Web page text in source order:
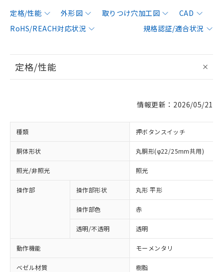
定格/性能 外形図 取りつけ穴加工図
CAD
RoHS/REACH対応状況
規格認証/適合状況
定格/性能
情報更新：2026/05/21
種類 押ボタンスイッチ
胴体形状 丸胴形(φ22/25mm共用)
照光/非照光 照光
操作部 操作部形状 丸形 平形
操作部色 赤
透明/不透明 透明
動作機能 モーメンタリ
ベゼル材質 樹脂